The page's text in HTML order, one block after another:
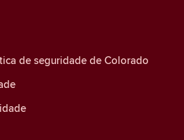
de seguridade de Colorado